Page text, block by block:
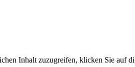
Inhalt zuzugreifen, klicken Sie auf